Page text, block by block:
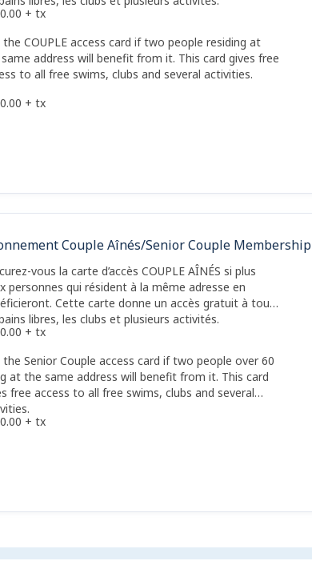
+ tx
the COUPLE access card if two people residing at
address will benefit from it. This card gives free
to all free swims, clubs and several activities.
+ tx
Couple Aînés/Senior Couple Membership
vous la carte d’accès COUPLE AÎNÉS si plus
personnes qui résident à la même adresse en
Cette carte donne un accès gratuit à tous
libres, les clubs et plusieurs activités.
+ tx
the Senior Couple access card if two people over 60
at the same address will benefit from it. This card
free access to all free swims, clubs and several
+ tx